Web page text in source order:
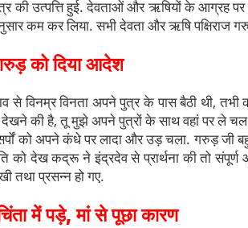
gr
a
m
e
की उत्पत्ति हुई. देवताओं और ऋषियों के आग्रह पर
कम कर लिया. सभी देवता और ऋषि
को दिया आदेश
से विनम्र विनता अपने पुत्र के पास बैठी थी,
देखने की है, तू मुझे अपने पुत्रों के साथ वहां पर ले
को अपने कंधे पर लादा और उड़ चला. गरुड़ जी
को देख कद्रू ने इंद्रदेव से प्रार्थना की तो संपूर्ण
तथा प्रसन्न हो गए.
में पड़े, मां से पूछा कारण